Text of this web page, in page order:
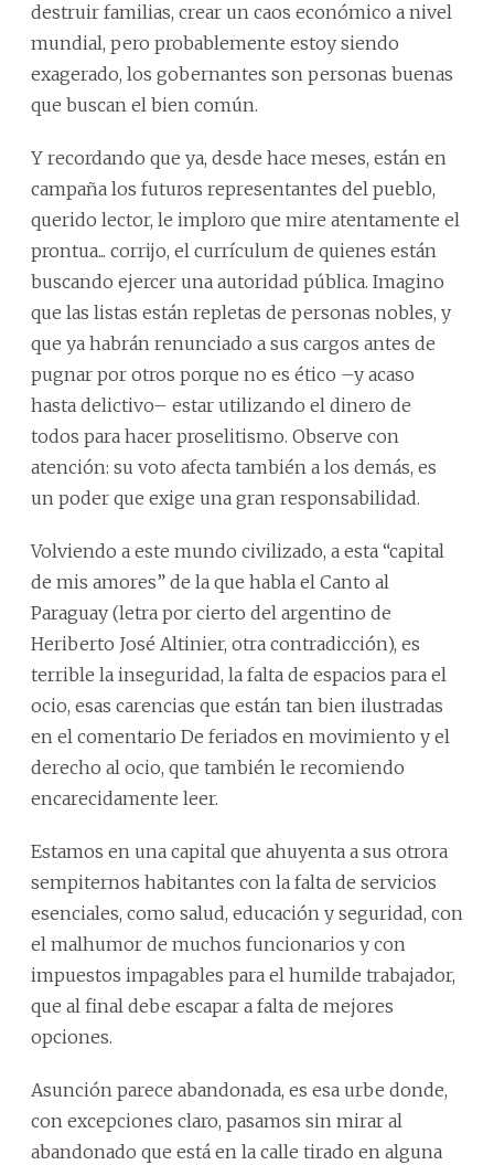
destruir familias, crear un caos económico a nivel
mundial, pero probablemente estoy siendo
exagerado, los gobernantes son personas buenas
que buscan el bien común.
Y recordando que ya, desde hace meses, están en
campaña los futuros representantes del pueblo,
querido lector, le imploro que mire atentamente el
prontua... corrijo, el currículum de quienes están
buscando ejercer una autoridad pública. Imagino
que las listas están repletas de personas nobles, y
que ya habrán renunciado a sus cargos antes de
pugnar por otros porque no es ético –y acaso
hasta delictivo– estar utilizando el dinero de
todos para hacer proselitismo. Observe con
atención: su voto afecta también a los demás, es
un poder que exige una gran responsabilidad.
Volviendo a este mundo civilizado, a esta “capital
de mis amores” de la que habla el Canto al
Paraguay (letra por cierto del argentino de
Heriberto José Altinier, otra contradicción), es
terrible la inseguridad, la falta de espacios para el
ocio, esas carencias que están tan bien ilustradas
en el comentario De feriados en movimiento y el
derecho al ocio, que también le recomiendo
encarecidamente leer.
Estamos en una capital que ahuyenta a sus otrora
sempiternos habitantes con la falta de servicios
esenciales, como salud, educación y seguridad, con
el malhumor de muchos funcionarios y con
impuestos impagables para el humilde trabajador,
que al final debe escapar a falta de mejores
opciones.
Asunción parece abandonada, es esa urbe donde,
con excepciones claro, pasamos sin mirar al
abandonado que está en la calle tirado en alguna